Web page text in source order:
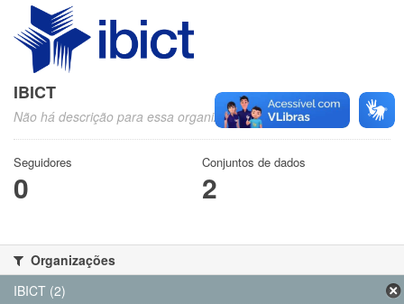
IBICT
Não há descrição para essa organização
Seguidores
0
Conjuntos de dados
2
Organizações
IBICT (2)